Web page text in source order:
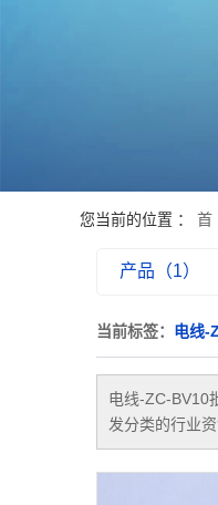
您当前的位置 ： 首
产品（1）
当前标签： 电线-
电线-ZC-BV10
发分类的行业